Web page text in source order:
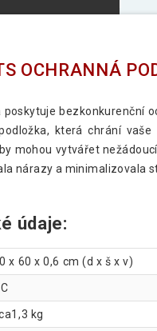
OCHRANNÁ
poskytuje bezkonkurenční
která chrání
mohou vytvářet
nárazy a minimalizovala
údaje:
x 60 x 0,6 cm (d x š x v)
kg